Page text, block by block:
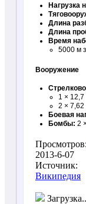
Нагрузка
Длина
Длина
Время
5000 м
Вооружение
1 ×
2 ×
Боевая
Бомбы: 2
Просмотров:
2013-6-07
Источник:
Википедия